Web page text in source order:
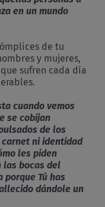
en un mundo
de tu
y mujeres,
sufren cada día
cuando vemos
se cobijan
de los
ni identidad
les piden
las bocas del
porque Tú has
dándole un